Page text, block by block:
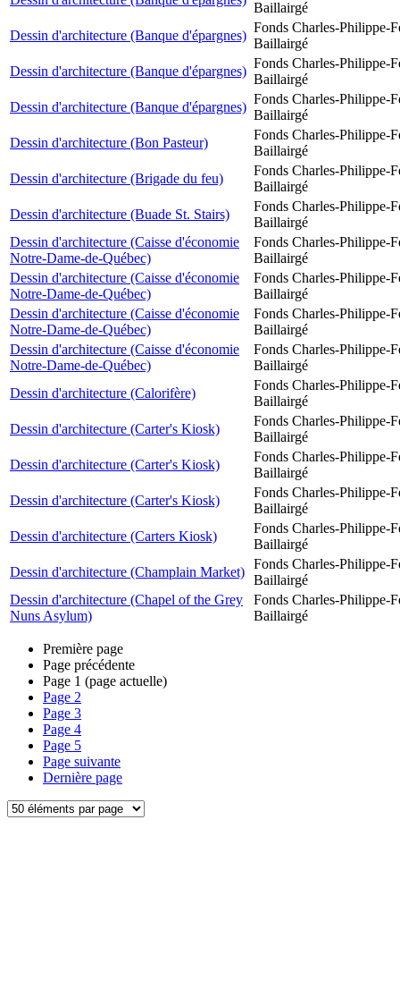
Baillairgé
Dessin d'architecture (Banque d'épargnes)
Fonds Charles-Philippe-
Baillairgé
Dessin d'architecture (Banque d'épargnes)
Fonds Charles-Philippe-
Baillairgé
Dessin d'architecture (Banque d'épargnes)
Fonds Charles-Philippe-
Baillairgé
Dessin d'architecture (Bon Pasteur)
Fonds Charles-Philippe-
Baillairgé
Dessin d'architecture (Brigade du feu)
Fonds Charles-Philippe-
Baillairgé
Dessin d'architecture (Buade St. Stairs)
Fonds Charles-Philippe-
Baillairgé
Dessin d'architecture (Caisse d'économie
Notre-Dame-de-Québec)
Fonds Charles-Philippe-
Baillairgé
Dessin d'architecture (Caisse d'économie
Notre-Dame-de-Québec)
Fonds Charles-Philippe-
Baillairgé
Dessin d'architecture (Caisse d'économie
Notre-Dame-de-Québec)
Fonds Charles-Philippe-
Baillairgé
Dessin d'architecture (Caisse d'économie
Notre-Dame-de-Québec)
Fonds Charles-Philippe-
Baillairgé
Dessin d'architecture (Calorifère)
Fonds Charles-Philippe-
Baillairgé
Dessin d'architecture (Carter's Kiosk)
Fonds Charles-Philippe-
Baillairgé
Dessin d'architecture (Carter's Kiosk)
Fonds Charles-Philippe-
Baillairgé
Dessin d'architecture (Carter's Kiosk)
Fonds Charles-Philippe-
Baillairgé
Dessin d'architecture (Carters Kiosk)
Fonds Charles-Philippe-
Baillairgé
Dessin d'architecture (Champlain Market)
Fonds Charles-Philippe-
Baillairgé
Dessin d'architecture (Chapel of the Grey
Nuns Asylum)
Fonds Charles-Philippe-
Baillairgé
Première page
Page précédente
Page 1 (page actuelle)
Page 2
Page 3
Page 4
Page 5
Page suivante
Dernière page